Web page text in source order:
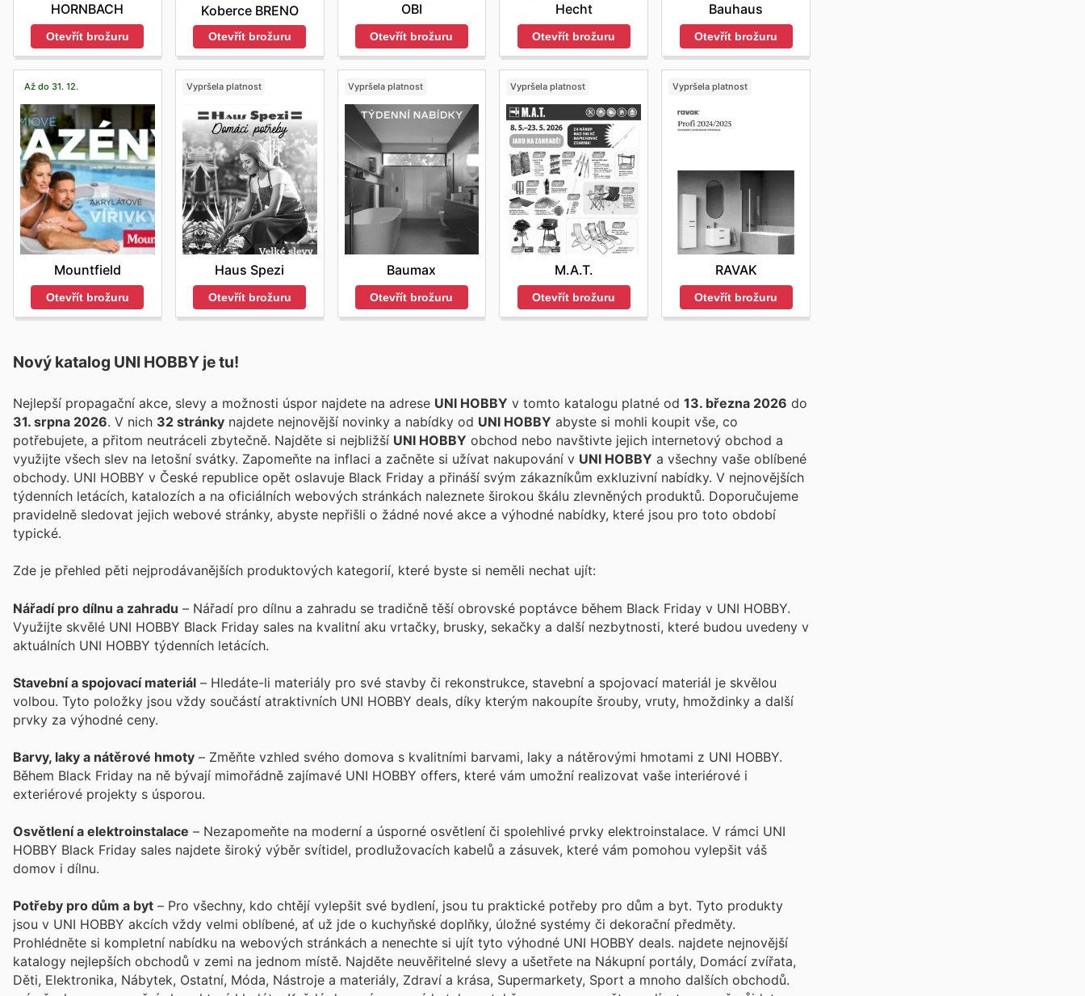
HORNBACH
Otevřít brožuru
Koberce BRENO
Otevřít brožuru
OBI
Otevřít brožuru
Hecht
Otevřít brožuru
Bauhaus
Otevřít brožuru
Až do 31. 12.
Mountfield
Otevřít brožuru
Vypršela platnost
Haus Spezi
Otevřít brožuru
Vypršela platnost
Baumax
Otevřít brožuru
Vypršela platnost
M.A.T.
Otevřít brožuru
Vypršela platnost
RAVAK
Otevřít brožuru
Nový katalog UNI HOBBY je tu!
Nejlepší propagační akce, slevy a možnosti úspor najdete na adrese UNI HOBBY v tomto katalogu platné od 13. března 2026 do
31. srpna 2026 . V nich 32 stránky najdete nejnovější novinky a nabídky od UNI HOBBY abyste si mohli koupit vše, co
potřebujete, a přitom neutráceli zbytečně. Najděte si nejbližší UNI HOBBY obchod nebo navštivte jejich internetový obchod a
využijte všech slev na letošní svátky. Zapomeňte na inflaci a začněte si užívat nakupování v UNI HOBBY a všechny vaše oblíbené
obchody. UNI HOBBY v České republice opět oslavuje Black Friday a přináší svým zákazníkům exkluzivní nabídky. V nejnovějších
týdenních letácích, katalozích a na oficiálních webových stránkách naleznete širokou škálu zlevněných produktů. Doporučujeme
pravidelně sledovat jejich webové stránky, abyste nepřišli o žádné nové akce a výhodné nabídky, které jsou pro toto období
typické.
Zde je přehled pěti nejprodávanějších produktových kategorií, které byste si neměli nechat ujít:
Nářadí pro dílnu a zahradu – Nářadí pro dílnu a zahradu se tradičně těší obrovské poptávce během Black Friday v UNI HOBBY.
Využijte skvělé UNI HOBBY Black Friday sales na kvalitní aku vrtačky, brusky, sekačky a další nezbytnosti, které budou uvedeny v
aktuálních UNI HOBBY týdenních letácích.
Stavební a spojovací materiál – Hledáte-li materiály pro své stavby či rekonstrukce, stavební a spojovací materiál je skvělou
volbou. Tyto položky jsou vždy součástí atraktivních UNI HOBBY deals, díky kterým nakoupíte šrouby, vruty, hmoždinky a další
prvky za výhodné ceny.
Barvy, laky a nátěrové hmoty – Změňte vzhled svého domova s kvalitními barvami, laky a nátěrovými hmotami z UNI HOBBY.
Během Black Friday na ně bývají mimořádně zajímavé UNI HOBBY offers, které vám umožní realizovat vaše interiérové i
exteriérové projekty s úsporou.
Osvětlení a elektroinstalace – Nezapomeňte na moderní a úsporné osvětlení či spolehlivé prvky elektroinstalace. V rámci UNI
HOBBY Black Friday sales najdete široký výběr svítidel, prodlužovacích kabelů a zásuvek, které vám pomohou vylepšit váš
domov i dílnu.
Potřeby pro dům a byt – Pro všechny, kdo chtějí vylepšit své bydlení, jsou tu praktické potřeby pro dům a byt. Tyto produkty
jsou v UNI HOBBY akcích vždy velmi oblíbené, ať už jde o kuchyňské doplňky, úložné systémy či dekorační předměty.
Prohlédněte si kompletní nabídku na webových stránkách a nenechte si ujít tyto výhodné UNI HOBBY deals. najdete nejnovější
katalogy nejlepších obchodů v zemi na jednom místě. Najděte neuvěřitelné slevy a ušetřete na Nákupní portály, Domácí zvířata,
Děti, Elektronika, Nábytek, Ostatní, Móda, Nástroje a materiály, Zdraví a krása, Supermarkety, Sport a mnoho dalších obchodů.